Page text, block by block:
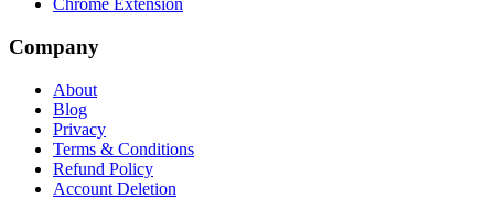
Chrome Extension
Company
About
Blog
Privacy
Terms & Conditions
Refund Policy
Account Deletion